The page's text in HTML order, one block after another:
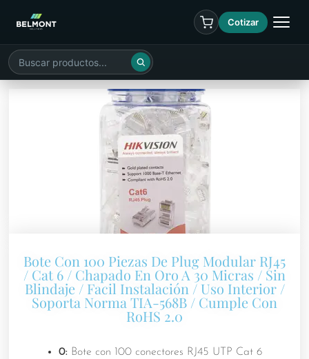
Cotizar
Bote Con 100 Piezas De Plug Modular RJ45
/ Cat 6 / Chapado En Oro A 30 Micras / Sin
Blindaje / Facil Instalación / Uso Interior /
Soporta Norma TIA-568B / Cumple Con
RoHS 2.0
0: Bote con 100 conectores RJ45 UTP Cat 6